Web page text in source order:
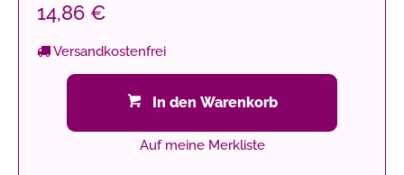
14,86 €
Versandkostenfrei
In den Warenkorb
Auf meine Merkliste